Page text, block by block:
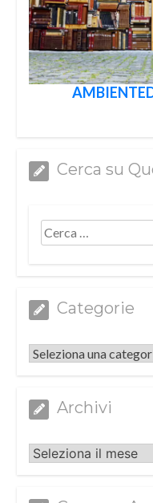
Cerca su
Categorie
Categorie
Archivi
Archivi